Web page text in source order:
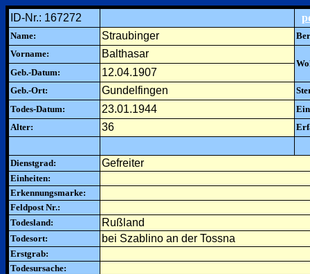
ID-Nr.: 167272
Name: Straubinger
Vorname:
Balthasar
Geb.-Datum:
12.04.1907
Geb.-Ort: Gundelfingen
Todes-Datum:
23.01.1944
Alter:
36
Dienstgrad: Gefreiter
Einheiten:
Erkennungsmarke:
Feldpost Nr.:
Todesland:
Rußland
Todesort: bei Szablino an der Tossna
Erstgrab:
Todesursache: